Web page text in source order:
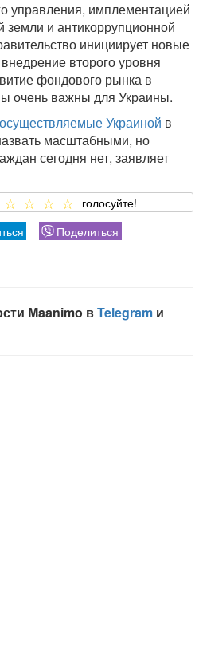
управления, имплементацией
земли и антикоррупционной
инициирует новые
второго уровня
фондового рынка в
очень важны для Украины.
Украиной в
масштабными, но
сегодня нет, заявляет